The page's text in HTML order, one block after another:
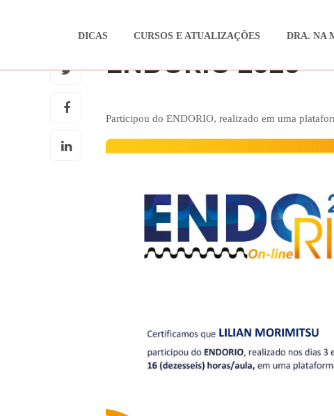
DICAS CURSOS E ATUALIZAÇÕES DRA. NA
CURSOS E ATUALIZAÇÕES
ENDORIO 2020
Participou do ENDORIO, realizado em uma